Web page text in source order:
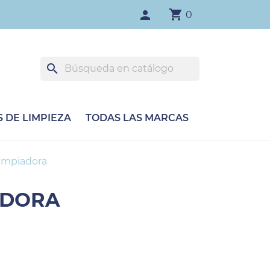
person shopping_cart 0
search
DE LIMPIEZA TODAS LAS MARCAS